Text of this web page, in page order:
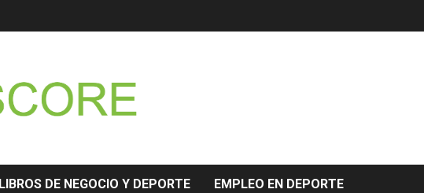
LIBROS DE NEGOCIO Y DEPORTE EMPLEO EN DEPORTE